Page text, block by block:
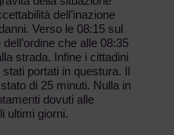
dell’inazione
Verso le 08:15 sul
che alle 08:35
strada. Infine i cittadini
portati in questura. Il
di 25 minuti. Nulla in
dovuti alle
ultimi giorni.